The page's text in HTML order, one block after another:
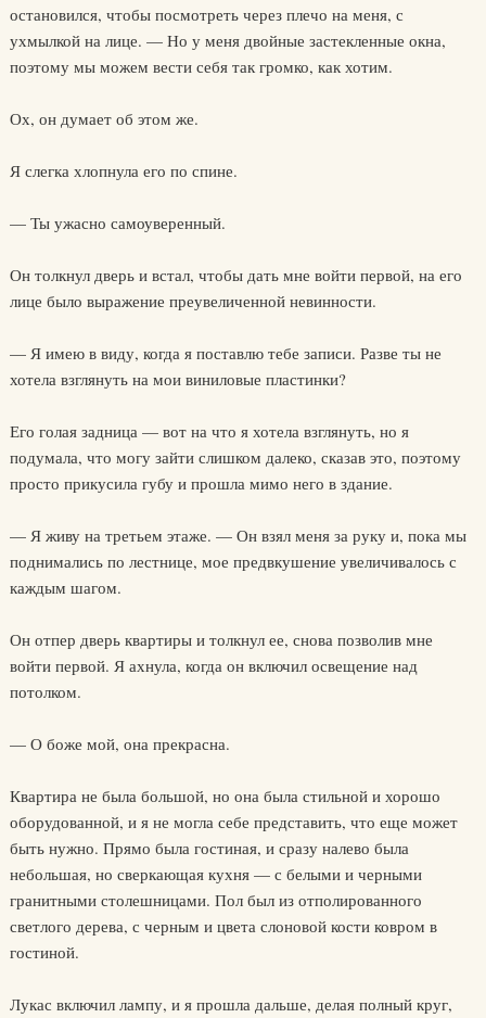
остановился, чтобы посмотреть через плечо на меня, с
ухмылкой на лице. — Но у меня двойные застекленные окна,
поэтому мы можем вести себя так громко, как хотим.
Ох, он думает об этом же.
Я слегка хлопнула его по спине.
— Ты ужасно самоуверенный.
Он толкнул дверь и встал, чтобы дать мне войти первой, на его
лице было выражение преувеличенной невинности.
— Я имею в виду, когда я поставлю тебе записи. Разве ты не
хотела взглянуть на мои виниловые пластинки?
Его голая задница — вот на что я хотела взглянуть, но я
подумала, что могу зайти слишком далеко, сказав это, поэтому
просто прикусила губу и прошла мимо него в здание.
— Я живу на третьем этаже. — Он взял меня за руку и, пока мы
поднимались по лестнице, мое предвкушение увеличивалось с
каждым шагом.
Он отпер дверь квартиры и толкнул ее, снова позволив мне
войти первой. Я ахнула, когда он включил освещение над
потолком.
— О боже мой, она прекрасна.
Квартира не была большой, но она была стильной и хорошо
оборудованной, и я не могла себе представить, что еще может
быть нужно. Прямо была гостиная, и сразу налево была
небольшая, но сверкающая кухня — с белыми и черными
гранитными столешницами. Пол был из отполированного
светлого дерева, с черным и цвета слоновой кости ковром в
гостиной.
Лукас включил лампу, и я прошла дальше, делая полный круг,